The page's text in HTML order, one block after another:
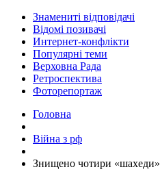
Знамениті відповідачі
Відомі позивачі
Интернет-конфлікти
Популярні теми
Верховна Рада
Ретроспектива
Фоторепортаж
Головна
Війна з рф
​Знищено чотири